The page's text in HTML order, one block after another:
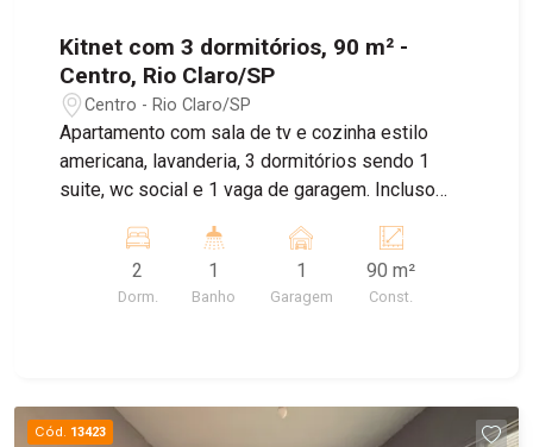
Kitnet com 3 dormitórios, 90 m² -
Centro, Rio Claro/SP
Centro - Rio Claro/SP
Apartamento com sala de tv e cozinha estilo
americana, lavanderia, 3 dormitórios sendo 1
suite, wc social e 1 vaga de garagem. Incluso
2
Dorm.
1
Banho
1
Garagem
90 m²
Const.
Cód. 13423